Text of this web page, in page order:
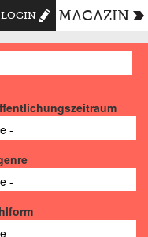
LOGIN MAGAZIN